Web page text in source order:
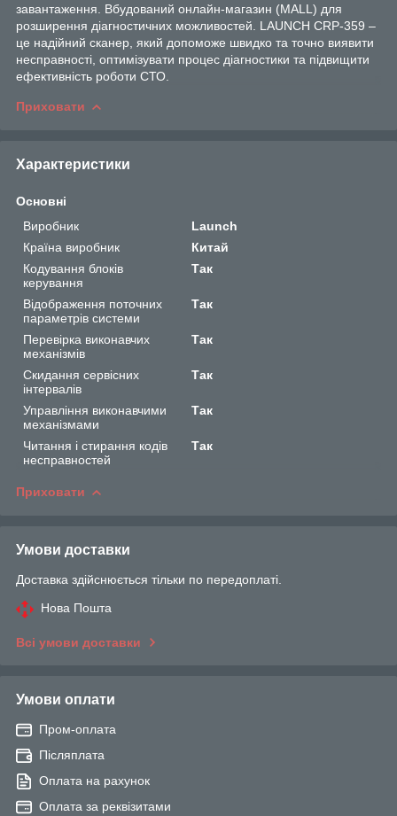
завантаження. Вбудований онлайн-магазин (MALL) для
розширення діагностичних можливостей. LAUNCH CRP-359 –
це надійний сканер, який допоможе швидко та точно виявити
несправності, оптимізувати процес діагностики та підвищити
ефективність роботи СТО.
Приховати
Характеристики
Основні
Виробник
Launch
Країна виробник
Китай
Кодування блоків
керування
Так
Відображення поточних
параметрів системи
Так
Перевірка виконавчих
механізмів
Так
Скидання сервісних
інтервалів
Так
Управління виконавчими
механізмами
Так
Читання і стирання кодів
несправностей
Так
Приховати
Умови доставки
Доставка здійснюється тільки по передоплаті.
Нова Пошта
Всі умови доставки
Умови оплати
Пром-оплата
Післяплата
Оплата на рахунок
Оплата за реквізитами